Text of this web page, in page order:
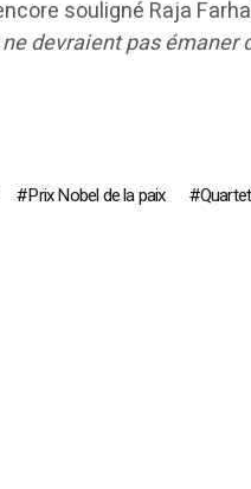
souligné Raja
devraient pas émaner
Prix Nobel de la paix